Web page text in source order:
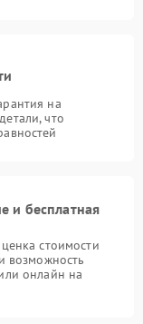
на
что
и бесплатная
стоимости
возможность
онлайн на